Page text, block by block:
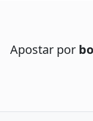
Apostar por